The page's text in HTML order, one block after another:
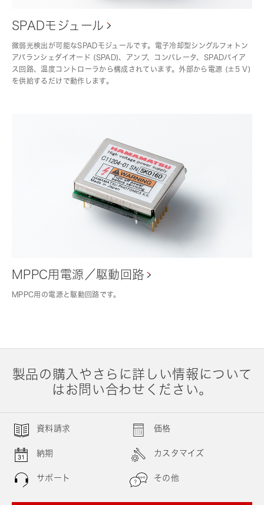
SPADモジュール
微弱光検出が可能なSPADモジュールです。電子冷却型シングルフォトン
アバランシェダイオード (SPAD)、アンプ、コンパレータ、SPADバイア
ス回路、温度コントローラから構成されています。外部から電源 (±5 V)
を供給するだけで動作します。
MPPC用電源／駆動回路
MPPC用の電源と駆動回路です。
製品の購入やさらに詳しい情報について
はお問い合わせください。
資料請求 価格
納期 カスタマイズ
サポート その他